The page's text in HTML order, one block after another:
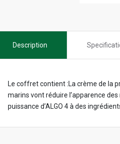
Description
Le coffret contient :La crème de la
marins vont réduire l’apparence
puissance d’ALGO 4 à des